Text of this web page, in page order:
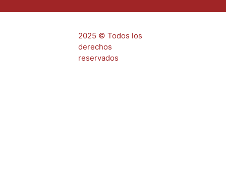
2025 © Todos los
derechos
reservados